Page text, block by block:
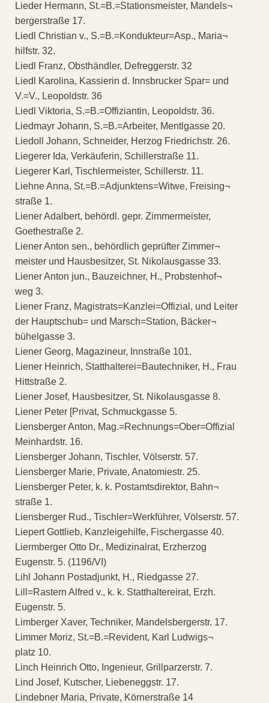
Lieder Hermann, St.=B.=Stationsmeister, Mandels¬
bergerstraße 17.
Liedl Christian v., S.=B.=Kondukteur=Asp., Maria¬
hilfstr. 32.
Liedl Franz, Obsthändler, Defreggerstr. 32
Liedl Karolina, Kassierin d. Innsbrucker Spar= und
V.=V., Leopoldstr. 36
Liedl Viktoria, S.=B.=Offiziantin, Leopoldstr. 36.
Liedmayr Johann, S.=B.=Arbeiter, Mentlgasse 20.
Liedoll Johann, Schneider, Herzog Friedrichstr. 26.
Liegerer Ida, Verkäuferin, Schillerstraße 11.
Liegerer Karl, Tischlermeister, Schillerstr. 11.
Liehne Anna, St.=B.=Adjunktens=Witwe, Freising¬
straße 1.
Liener Adalbert, behördl. gepr. Zimmermeister,
Goethestraße 2.
Liener Anton sen., behördlich geprüfter Zimmer¬
meister und Hausbesitzer, St. Nikolausgasse 33.
Liener Anton jun., Bauzeichner, H., Probstenhof¬
weg 3.
Liener Franz, Magistrats=Kanzlei=Offizial, und Leiter
der Hauptschub= und Marsch=Station, Bäcker¬
bühelgasse 3.
Liener Georg, Magazineur, Innstraße 101.
Liener Heinrich, Statthalterei=Bautechniker, H., Frau
Hittstraße 2.
Liener Josef, Hausbesitzer, St. Nikolausgasse 8.
Liener Peter [Privat, Schmuckgasse 5.
Liensberger Anton, Mag.=Rechnungs=Ober=Offizial
Meinhardstr. 16.
Liensberger Johann, Tischler, Völserstr. 57.
Liensberger Marie, Private, Anatomiestr. 25.
Liensberger Peter, k. k. Postamtsdirektor, Bahn¬
straße 1.
Liensberger Rud., Tischler=Werkführer, Völserstr. 57.
Liepert Gottlieb, Kanzleigehilfe, Fischergasse 40.
Liermberger Otto Dr., Medizinalrat, Erzherzog
Eugenstr. 5. (1196/VI)
Lihl Johann Postadjunkt, H., Riedgasse 27.
Lill=Rastern Alfred v., k. k. Statthaltereirat, Erzh.
Eugenstr. 5.
Limberger Xaver, Techniker, Mandelsbergerstr. 17.
Limmer Moriz, St.=B.=Revident, Karl Ludwigs¬
platz 10.
Linch Heinrich Otto, Ingenieur, Grillparzerstr. 7.
Lind Josef, Kutscher, Liebeneggstr. 17.
Lindebner Maria, Private, Körnerstraße 14